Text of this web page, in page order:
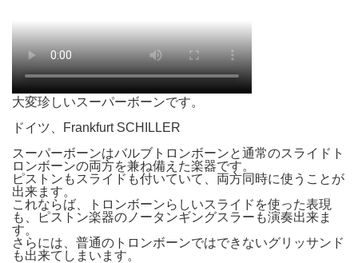
大変珍しいスーパーボーンです。
ドイツ、Frankfurt SCHILLER
スーパーボーンはバルブトロンボーンと通常のスライドト
ロンボーンの両方を兼ね備えた楽器です。
ピストンもスライドも付いていて、両方同時に使うことが
出来ます。
これならば、トロンボーンらしいスライドを使った表現
も、ピストン楽器のノータンギングスラーも演奏出来ま
す。
さらには、普通のトロンボーンではできないグリッサンド
も出来てしまいます。